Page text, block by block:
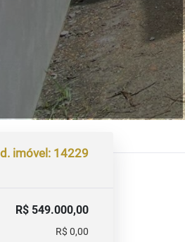
imóvel: 14229
R$ 549.000,00
R$ 0,00